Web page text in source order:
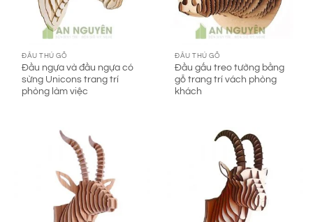
ĐẦU THÚ GỖ
Đầu ngựa và đầu ngựa có
sừng Unicons trang trí
phòng làm việc
ĐẦU THÚ GỖ
Đầu gấu treo tường bằng
gỗ trang trí vách phòng
khách